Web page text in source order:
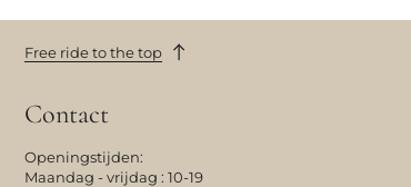
Free ride to the top
Contact
Openingstijden:
Maandag - vrijdag : 10-19